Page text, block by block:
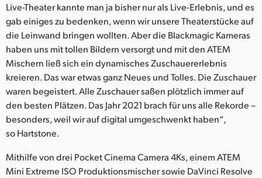
Live-Theater kannte man ja bisher nur als Live-Erlebnis, und es
gab einiges zu bedenken, wenn wir unsere Theaterstücke auf
die Leinwand bringen wollten. Aber die Blackmagic Kameras
haben uns mit tollen Bildern versorgt und mit den ATEM
Mischern ließ sich ein dynamisches Zuschauererlebnis
kreieren. Das war etwas ganz Neues und Tolles. Die Zuschauer
waren begeistert. Alle Zuschauer saßen plötzlich immer auf
den besten Plätzen. Das Jahr 2021 brach für uns alle Rekorde –
besonders, weil wir auf digital umgeschwenkt haben“,
so Hartstone.
Mithilfe von drei Pocket Cinema Camera 4Ks, einem ATEM
Mini Extreme ISO Produktionsmischer sowie DaVinci Resolve